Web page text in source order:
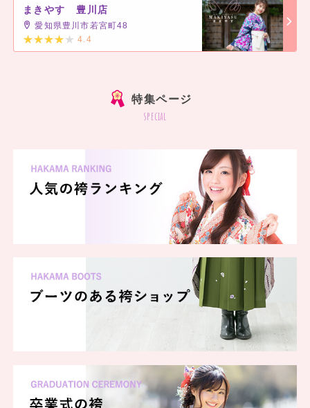
まきやす 豊川店
愛知県豊川市若宮町48
4.4
特集ページ
special